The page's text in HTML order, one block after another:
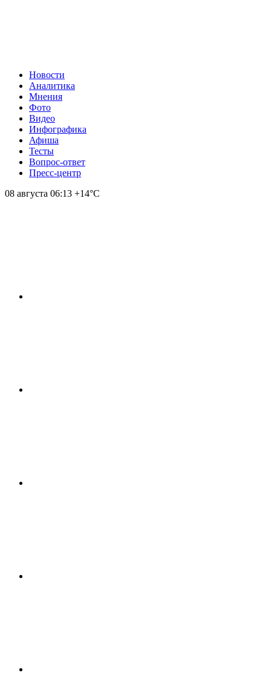
Новости
Аналитика
Мнения
Фото
Видео
Инфографика
Афиша
Тесты
Вопрос-ответ
Пресс-центр
08 августа 06:13 +14°С